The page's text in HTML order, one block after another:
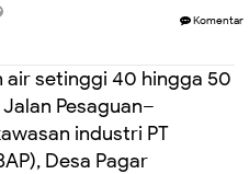
Komentar
air setinggi 40 hingga 50
Pesaguan–
industri PT
Desa Pagar